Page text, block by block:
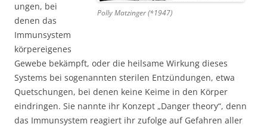
Polly Matzinger (*1947)
ungen, bei
denen das
Immunsystem
körpereigenes
Gewebe bekämpft, oder die heilsame Wirkung dieses
Systems bei sogenannten sterilen Entzündungen, etwa
Quetschungen, bei denen keine Keime in den Körper
eindringen. Sie nannte ihr Konzept „Danger theory“, denn
das Immunsystem reagiert ihr zufolge auf Gefahren aller